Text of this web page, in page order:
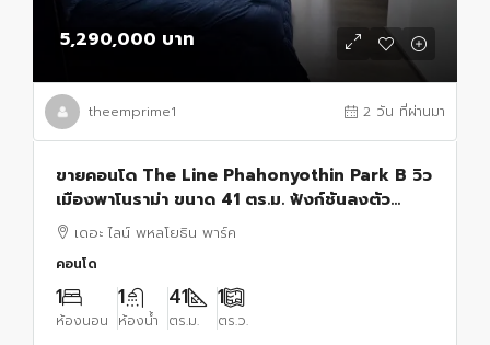
5,290,000 บาท
theemprime1 2 วัน ที่ผ่านมา
ขายคอนโด The Line Phahonyothin Park B วิว
เมืองพาโนราม่า ขนาด 41 ตร.ม. ฟังก์ชันลงตัว
ใช้สอยพื้นที่ได้เต็มที่1 ห้องนอน 1 ห้องน้ำ
เดอะ ไลน์ พหลโยธิน พาร์ค
คอนโด
1
ห้องนอน
1
ห้องน้ำ
41
ตร.ม.
1
ตร.ว.